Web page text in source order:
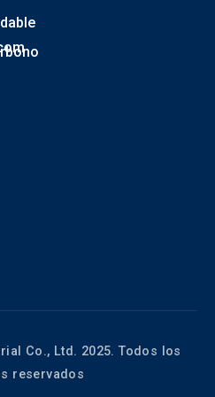
Co., Ltd. 2025. Todos los
reservados